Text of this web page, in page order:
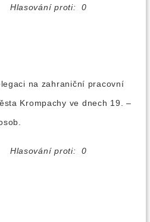
Hlasování proti: 0
na zahraniční pracovní
Krompachy ve dnech 19. –
Hlasování proti: 0